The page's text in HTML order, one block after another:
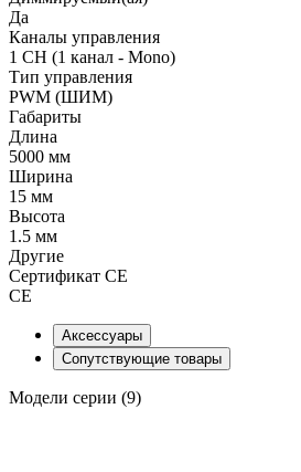
Да
Каналы управления
1 CH (1 канал - Mono)
Тип управления
PWM (ШИМ)
Габариты
Длина
5000 мм
Ширина
15 мм
Высота
1.5 мм
Другие
Сертификат CE
CE
Аксессуары
Сопутствующие товары
Модели серии (9)